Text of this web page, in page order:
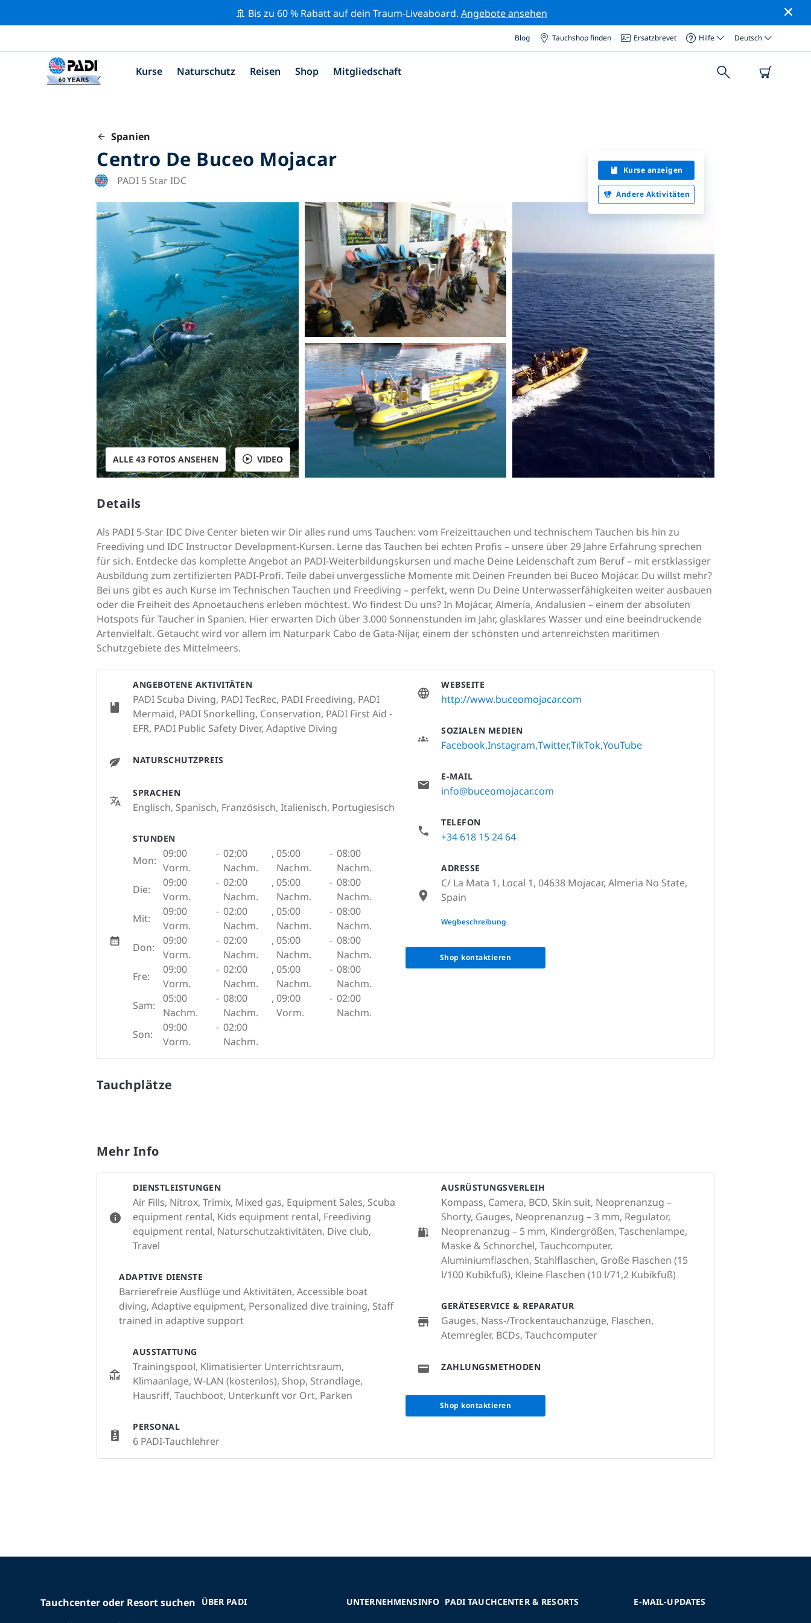
🚢 Bis zu 60 % Rabatt auf dein Traum-Liveaboard. Angebote ansehen
Blog Tauchshop finden Ersatzbrevet Hilfe Deutsch
Kurse Naturschutz Reisen Shop Mitgliedschaft
Spanien
Centro De Buceo Mojacar
PADI 5 Star IDC
Kurse anzeigen
Andere Aktivitäten
ALLE 43 FOTOS ANSEHEN VIDEO
Details
Als PADI 5-Star IDC Dive Center bieten wir Dir alles rund ums Tauchen: vom Freizeittauchen und technischem Tauchen bis hin zu
Freediving und IDC Instructor Development-Kursen. Lerne das Tauchen bei echten Profis – unsere über 29 Jahre Erfahrung sprechen
für sich. Entdecke das komplette Angebot an PADI-Weiterbildungskursen und mache Deine Leidenschaft zum Beruf – mit erstklassiger
Ausbildung zum zertifizierten PADI-Profi. Teile dabei unvergessliche Momente mit Deinen Freunden bei Buceo Mojácar. Du willst mehr?
Bei uns gibt es auch Kurse im Technischen Tauchen und Freediving – perfekt, wenn Du Deine Unterwasserfähigkeiten weiter ausbauen
oder die Freiheit des Apnoetauchens erleben möchtest. Wo findest Du uns? In Mojácar, Almería, Andalusien – einem der absoluten
Hotspots für Taucher in Spanien. Hier erwarten Dich über 3.000 Sonnenstunden im Jahr, glasklares Wasser und eine beeindruckende
Artenvielfalt. Getaucht wird vor allem im Naturpark Cabo de Gata-Níjar, einem der schönsten und artenreichsten maritimen
Schutzgebiete des Mittelmeers.
ANGEBOTENE AKTIVITÄTEN
PADI Scuba Diving, PADI TecRec, PADI Freediving, PADI
Mermaid, PADI Snorkelling, Conservation, PADI First Aid -
EFR, PADI Public Safety Diver, Adaptive Diving
NATURSCHUTZPREIS
SPRACHEN
Englisch, Spanisch, Französisch, Italienisch, Portugiesisch
STUNDEN
Mon:
09:00
Vorm.
- 02:00
Nachm.
, 05:00
Nachm.
- 08:00
Nachm.
Die:
09:00
Vorm.
- 02:00
Nachm.
, 05:00
Nachm.
- 08:00
Nachm.
Mit:
09:00
Vorm.
- 02:00
Nachm.
, 05:00
Nachm.
- 08:00
Nachm.
Don:
09:00
Vorm.
- 02:00
Nachm.
, 05:00
Nachm.
- 08:00
Nachm.
Fre:
09:00
Vorm.
- 02:00
Nachm.
, 05:00
Nachm.
- 08:00
Nachm.
Sam:
05:00
Nachm.
- 08:00
Nachm.
, 09:00
Vorm.
- 02:00
Nachm.
Son:
09:00
Vorm.
- 02:00
Nachm.
WEBSEITE
http://www.buceomojacar.com
SOZIALEN MEDIEN
FacebookInstagram TwitterTikTokYouTube
E-MAIL
info@buceomojacar.com
TELEFON
+34 618 15 24 64
ADRESSE
C/ La Mata 1, Local 1, 04638 Mojacar, Almeria No State,
Spain
None
Wegbeschreibung
Shop kontaktieren
Tauchplätze
Mehr Info
DIENSTLEISTUNGEN
Air Fills, Nitrox, Trimix, Mixed gas, Equipment Sales, Scuba
equipment rental, Kids equipment rental, Freediving
equipment rental, Naturschutzaktivitäten, Dive club,
Travel
ADAPTIVE DIENSTE
Barrierefreie Ausflüge und Aktivitäten, Accessible boat
diving, Adaptive equipment, Personalized dive training, Staff
trained in adaptive support
AUSSTATTUNG
Trainingspool, Klimatisierter Unterrichtsraum,
Klimaanlage, W-LAN (kostenlos), Shop, Strandlage,
Hausriff, Tauchboot, Unterkunft vor Ort, Parken
PERSONAL
6 PADI-Tauchlehrer
AUSRÜSTUNGSVERLEIH
Kompass, Camera, BCD, Skin suit, Neoprenanzug –
Shorty, Gauges, Neoprenanzug – 3 mm, Regulator,
Neoprenanzug – 5 mm, Kindergrößen, Taschenlampe,
Maske & Schnorchel, Tauchcomputer,
Aluminiumflaschen, Stahlflaschen, Große Flaschen (15
l/100 Kubikfuß), Kleine Flaschen (10 l/71,2 Kubikfuß)
GERÄTESERVICE & REPARATUR
Gauges, Nass-/Trockentauchanzüge, Flaschen,
Atemregler, BCDs, Tauchcomputer
ZAHLUNGSMETHODEN
Shop kontaktieren
Tauchcenter oder Resort suchen
ÜBER PADI UNTERNEHMENSINFO PADI TAUCHCENTER & RESORTS E-MAIL-UPDATES